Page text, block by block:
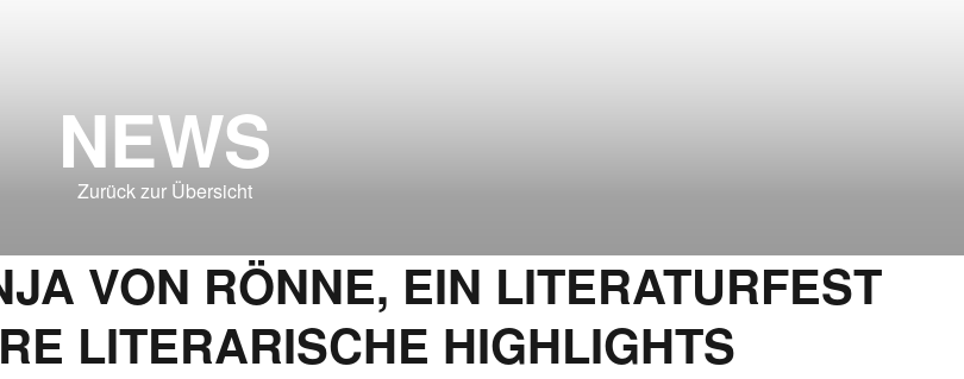
NEWS
Zurück zur Übersicht
VON RÖNNE, EIN LITERATURFEST
LITERARISCHE HIGHLIGHTS